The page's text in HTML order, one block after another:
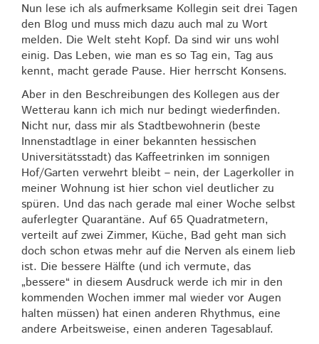
Nun lese ich als aufmerksame Kollegin seit drei Tagen
den Blog und muss mich dazu auch mal zu Wort
melden. Die Welt steht Kopf. Da sind wir uns wohl
einig. Das Leben, wie man es so Tag ein, Tag aus
kennt, macht gerade Pause. Hier herrscht Konsens.
Aber in den Beschreibungen des Kollegen aus der
Wetterau kann ich mich nur bedingt wiederfinden.
Nicht nur, dass mir als Stadtbewohnerin (beste
Innenstadtlage in einer bekannten hessischen
Universitätsstadt) das Kaffeetrinken im sonnigen
Hof/Garten verwehrt bleibt – nein, der Lagerkoller in
meiner Wohnung ist hier schon viel deutlicher zu
spüren. Und das nach gerade mal einer Woche selbst
auferlegter Quarantäne. Auf 65 Quadratmetern,
verteilt auf zwei Zimmer, Küche, Bad geht man sich
doch schon etwas mehr auf die Nerven als einem lieb
ist. Die bessere Hälfte (und ich vermute, das
„bessere“ in diesem Ausdruck werde ich mir in den
kommenden Wochen immer mal wieder vor Augen
halten müssen) hat einen anderen Rhythmus, eine
andere Arbeitsweise, einen anderen Tagesablauf.